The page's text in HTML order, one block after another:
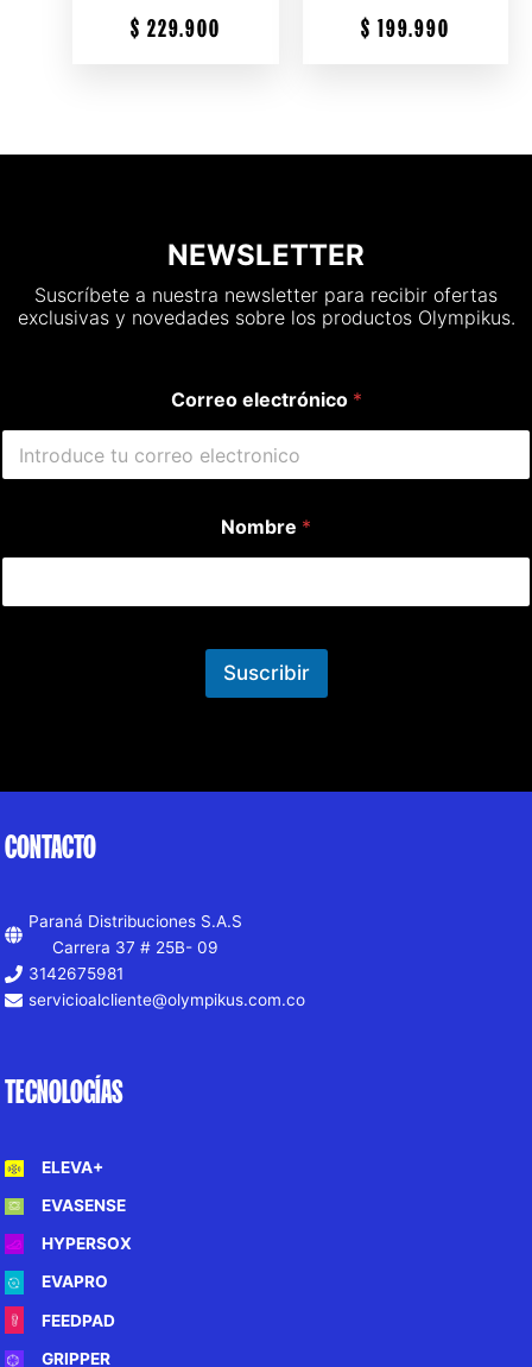
$ 229.900
$ 199.990
NEWSLETTER
Suscríbete a nuestra newsletter para recibir ofertas
exclusivas y novedades sobre los productos Olympikus.
Correo electrónico *
Nombre *
Suscribir
CONTACTO
Paraná Distribuciones S.A.S
Carrera 37 # 25B- 09
3142675981
servicioalcliente@olympikus.com.co
TECNOLOGÍAS
ELEVA+
EVASENSE
HYPERSOX
EVAPRO
FEEDPAD
GRIPPER